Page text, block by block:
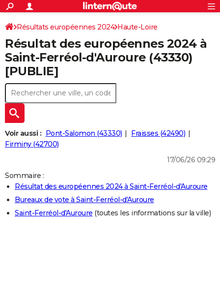
ACTUALITÉS
Politique
Société
Faits Divers
Education
Monde
Villes
+
SPORT
Coupe du monde 2026
Football
Tennis
Cyclisme
Rugby
Forum
CULTURE
Programme TV
TNT
Streaming
Cinéma
Sorties cinéma
Musique
+FINANCE
Retraite
Impôts
Epargne
Immobilier
Risques naturels par ville
Banque
Assurance
CréditAUTO
Essais
Réserver un essai
Citadines
Berlines
SUV
Forum auto
+HIGH-TECH
Mobiles
Meilleur smartphone
Internet
Ordinateurs
Jeux vidéo
Guide high-tech
+
BRICOLAGE
Forum
Aménagement intérieur
Extérieur
Cuisine
Salle de bains
Jardinage
Rangement
+
LIFESTYLE
Art de vivre
Bien-être
Loisirs
Mode
Modes de vie
SANTE
Alimentation
Guide de la santé
Maladies
Médicaments
Sommeil
VOYAGE
S'inscrire
Connexion
Résultats européennes 2024 Haute-Loire
Résultat des européennes 2024 à
Saint-Ferréol-d'Auroure (43330)
[PUBLIE]
Voir aussi : Pont-Salomon (43330)
Fraisses (42490)
Firminy (42700)
17/06/26 09:29
Sommaire :
Résultat des européennes 2024 à Saint-Ferréol-d'Auroure
Bureaux de vote à Saint-Ferréol-d'Auroure
Saint-Ferréol-d'Auroure (toutes les informations sur la ville)